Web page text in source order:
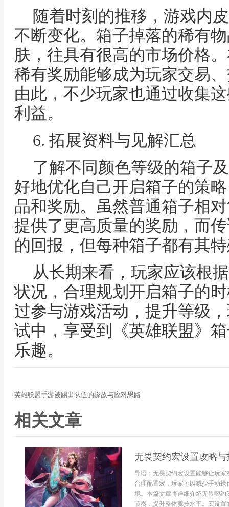
随着时刻的推移，游戏内
不断变化。箱子掉落的稀有
肤，往具有很高的市场价格
稀有奖励能够成为玩家交易
由此，不少玩家也通过收集
利益。
6. 拓展资料与见解汇总
了解不同颜色等级的箱子
好地优化自己开启箱子的策
品和奖励。虽然普通箱子相
提供了更高质量的奖励，而
的回报，但每种箱子都有其
从长期来看，玩家应该根
状况，合理规划开启箱子的
过参与游戏活动，提升等级
试中，享受到《英雄联盟》
乐趣。
英雄联盟手游被踢出队伍的缘故与应对思路
相关文章
无畏契约宏设置攻略与
导语：无畏契约宏设置能够让玩
合理配置宏，玩家可以减少手动
境。本篇文章将详细介绍无畏契
节奏，提升整体竞技水平。宏设